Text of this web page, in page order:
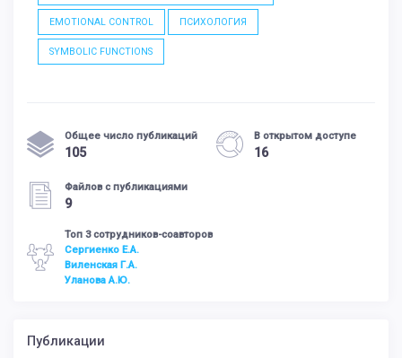
EMOTIONAL CONTROL ПСИХОЛОГИЯ
SYMBOLIC FUNCTIONS
Общее число публикаций
105
В открытом доступе
16
Файлов с публикациями
9
Топ 3 сотрудников-соавторов
Сергиенко Е.А.
Виленская Г.А.
Уланова А.Ю.
Публикации